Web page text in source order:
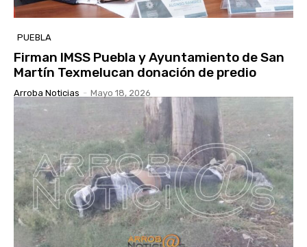
PUEBLA
Firman IMSS Puebla y Ayuntamiento de San
Martín Texmelucan donación de predio
Arroba Noticias - Mayo 18, 2026